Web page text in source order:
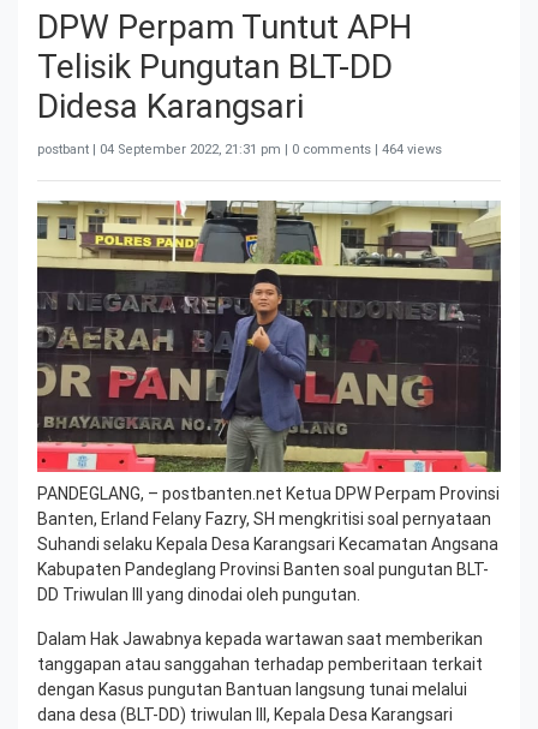
DPW Perpam Tuntut APH
Telisik Pungutan BLT-DD
Didesa Karangsari
postbant | 04 September 2022, 21:31 pm | 0 comments | 464 views
PANDEGLANG, – postbanten.net Ketua DPW Perpam Provinsi
Banten, Erland Felany Fazry, SH mengkritisi soal pernyataan
Suhandi selaku Kepala Desa Karangsari Kecamatan Angsana
Kabupaten Pandeglang Provinsi Banten soal pungutan BLT-
DD Triwulan III yang dinodai oleh pungutan.
Dalam Hak Jawabnya kepada wartawan saat memberikan
tanggapan atau sanggahan terhadap pemberitaan terkait
dengan Kasus pungutan Bantuan langsung tunai melalui
dana desa (BLT-DD) triwulan III, Kepala Desa Karangsari